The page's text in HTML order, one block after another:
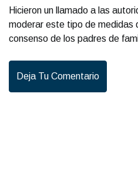
Hicieron un llamado a las
moderar este tipo de medidas
consenso de los padres de
Deja Tu Comentario